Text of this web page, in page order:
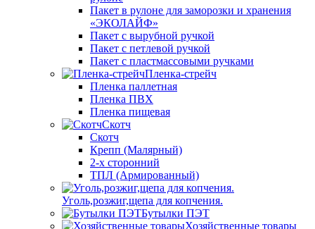
Пакет в рулоне для заморозки и хранения
«ЭКОЛАЙФ»
Пакет с вырубной ручкой
Пакет с петлевой ручкой
Пакет с пластмассовыми ручками
Пленка-стрейч
Пленка паллетная
Пленка ПВХ
Пленка пищевая
Скотч
Скотч
Крепп (Малярный)
2-х сторонний
ТПЛ (Армированный)
Уголь,розжиг,щепа для копчения.
Бутылки ПЭТ
Хозяйственные товары